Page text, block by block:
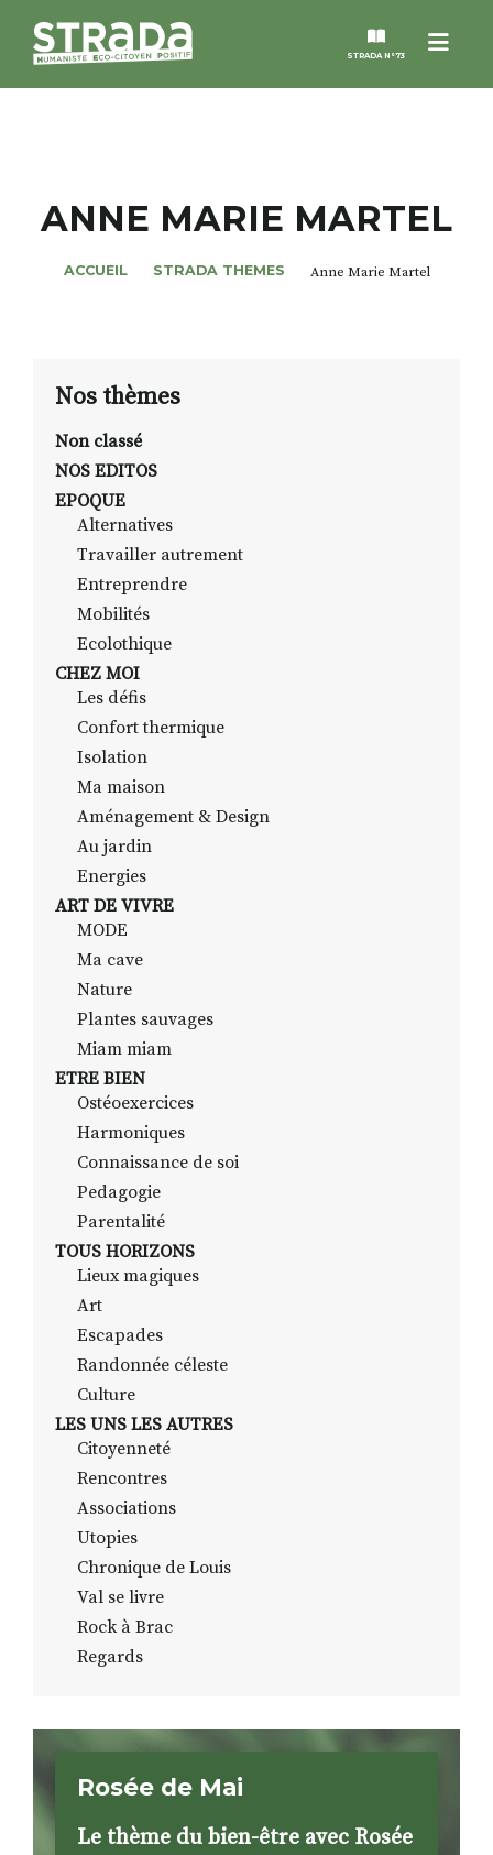
Menu
STRADA N°73
MAGAZINES
NOS THÈMES
ALTER STRADA
ROSÉE DE MAI
RECHERCHER
ANNE MARIE MARTEL
ACCUEIL STRADA THEMES Anne Marie Martel
Nos thèmes
Non classé
NOS EDITOS
EPOQUE
Alternatives
Travailler autrement
Entreprendre
Mobilités
Ecolothique
CHEZ MOI
Les défis
Confort thermique
Isolation
Ma maison
Aménagement & Design
Au jardin
Energies
ART DE VIVRE
MODE
Ma cave
Nature
Plantes sauvages
Miam miam
ETRE BIEN
Ostéoexercices
Harmoniques
Connaissance de soi
Pedagogie
Parentalité
TOUS HORIZONS
Lieux magiques
Art
Escapades
Randonnée céleste
Culture
LES UNS LES AUTRES
Citoyenneté
Rencontres
Associations
Utopies
Chronique de Louis
Val se livre
Rock à Brac
Regards
Rosée de Mai
Le thème du bien-être avec Rosée